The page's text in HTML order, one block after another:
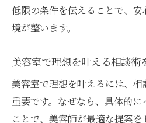
低限の条件を伝えることで、
境が整います。
美容室で理想を叶える相談術
美容室で理想を叶えるには、
重要です。なぜなら、具体的
ことで、美容師が最適な提案を